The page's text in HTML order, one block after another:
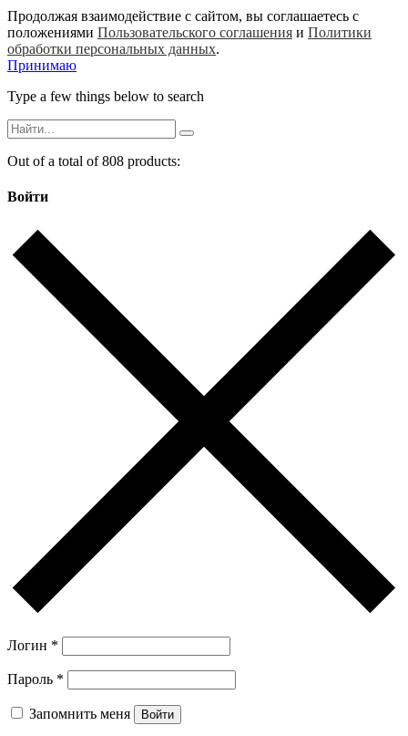
Продолжая взаимодействие с сайтом, вы соглашаетесь с
положениями Пользовательского соглашения и Политики
обработки персональных данных.
Принимаю
Type a few things below to search
Out of a total of 808 products:
Войти
Логин *
Пароль *
Запомнить меня Войти